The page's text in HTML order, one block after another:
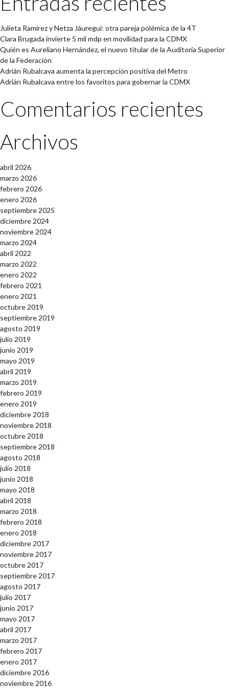
Julieta Ramírez y Netza Jáuregui: otra pareja polémica de la 4T
Clara Brugada invierte 5 mil mdp en movilidad para la CDMX
Quién es Aureliano Hernández, el nuevo titular de la Auditoría Superior
de la Federación
Adrián Rubalcava aumenta la percepción positiva del Metro
Adrián Rubalcava entre los favoritos para gobernar la CDMX
Comentarios recientes
Archivos
abril 2026
marzo 2026
febrero 2026
enero 2026
septiembre 2025
diciembre 2024
noviembre 2024
marzo 2024
abril 2022
marzo 2022
enero 2022
febrero 2021
enero 2021
octubre 2019
septiembre 2019
agosto 2019
julio 2019
junio 2019
mayo 2019
abril 2019
marzo 2019
febrero 2019
enero 2019
diciembre 2018
noviembre 2018
octubre 2018
septiembre 2018
agosto 2018
julio 2018
junio 2018
mayo 2018
abril 2018
marzo 2018
febrero 2018
enero 2018
diciembre 2017
noviembre 2017
octubre 2017
septiembre 2017
agosto 2017
julio 2017
junio 2017
mayo 2017
abril 2017
marzo 2017
febrero 2017
enero 2017
diciembre 2016
noviembre 2016